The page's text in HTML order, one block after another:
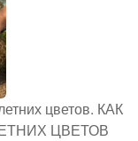
цветов. КАК
ЦВЕТОВ